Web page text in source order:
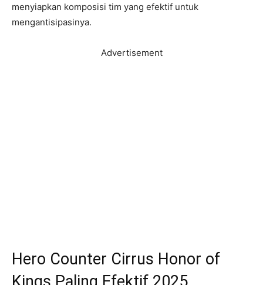
menyiapkan komposisi tim yang efektif untuk
mengantisipasinya.
Advertisement
Hero Counter Cirrus Honor of